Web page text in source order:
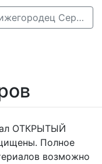
Нижегородец Сергей Колденков стал чемпионом России по боксу среди юниоров →
ОТКРЫТЫЙ
Полное
возможно